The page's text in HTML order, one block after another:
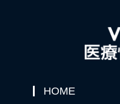
HOME